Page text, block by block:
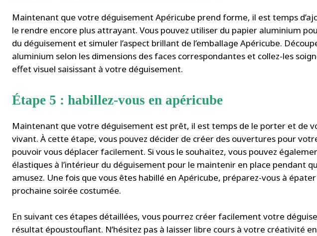
Maintenant que votre déguisement Apéricube prend forme, il est temps
le rendre encore plus attrayant. Vous pouvez utiliser du papier aluminium
du déguisement et simuler l’aspect brillant de l’emballage Apéricube.
aluminium selon les dimensions des faces correspondantes et collez-les
effet visuel saisissant à votre déguisement.
Étape 5 : habillez-vous en apéricube
Maintenant que votre déguisement est prêt, il est temps de le porter et de
vivant. À cette étape, vous pouvez décider de créer des ouvertures pour
pouvoir vous déplacer facilement. Si vous le souhaitez, vous pouvez
élastiques à l’intérieur du déguisement pour le maintenir en place pendant
amusez. Une fois que vous êtes habillé en Apéricube, préparez-vous à
prochaine soirée costumée.
En suivant ces étapes détaillées, vous pourrez créer facilement votre
résultat époustouflant. N’hésitez pas à laisser libre cours à votre créativité